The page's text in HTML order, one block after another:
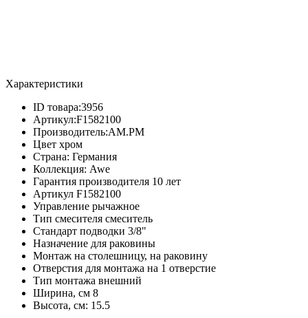
Характеристики
ID товара:3956
Артикул:F1582100
Производитель:AM.PM
Цвет хром
Страна: Германия
Коллекция: Awe
Гарантия производителя 10 лет
Артикул F1582100
Управление рычажное
Тип смесителя смеситель
Стандарт подводки 3/8"
Назначение для раковины
Монтаж на столешницу, на раковину
Отверстия для монтажа на 1 отверстие
Тип монтажа внешний
Ширина, см 8
Высота, см: 15.5